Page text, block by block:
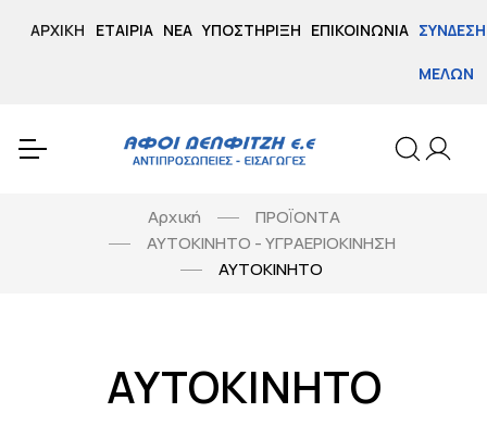
ΑΡΧΙΚΉ ΕΤΑΙΡΊΑ ΝΈΑ ΥΠΟΣΤΉΡΙΞΗ ΕΠΙΚΟΙΝΩΝΊΑ ΣΎΝΔΕΣΗ
ΜΕΛΏΝ
Αρχική
ΠΡΟΪΟΝΤΑ
ΑΥΤΟΚΙΝΗΤΟ - ΥΓΡΑΕΡΙΟΚΙΝΗΣΗ
ΑΥΤΟΚΙΝΗΤΟ
ΑΥΤΟΚΙΝΗΤΟ